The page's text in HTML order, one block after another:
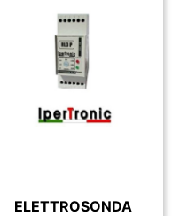
ELETTROSONDA